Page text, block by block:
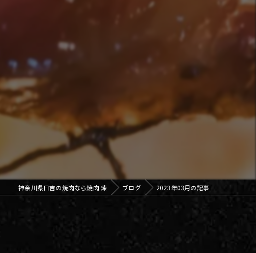
接待
神奈川県日吉の焼肉なら焼肉 煉 ブログ 2023年03月の記事